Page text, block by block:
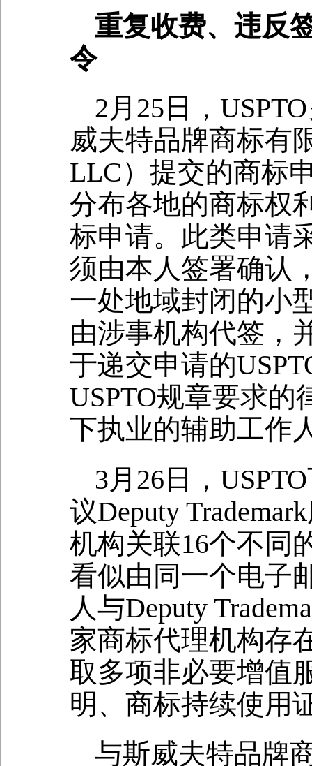
重复收费、违反
令
2月25日，
威夫特品牌商标有
LLC）提交的商标
分布各地的商标权
标申请。此类申请
须由本人签署确认
一处地域封闭的小
由涉事机构代签，
于递交申请的
USPTO规章要求
下执业的辅助工作
3月26日，
议Deputy
机构关联16个不同
看似由同一个电子
人与Deputy
家商标代理机构存
取多项非必要增值
明、商标持续使用
与斯威夫特品牌